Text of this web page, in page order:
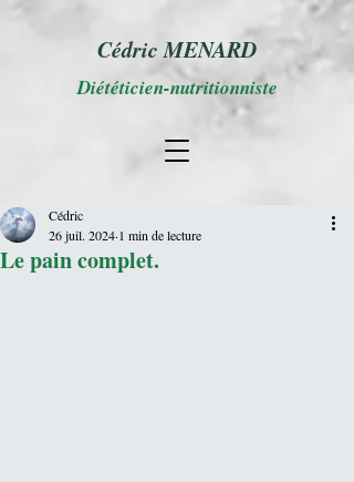
Cédric MENARD
Diététicien-nutritionniste
Le pain complet.
Cédric
26 juil. 2024 1 min de lecture